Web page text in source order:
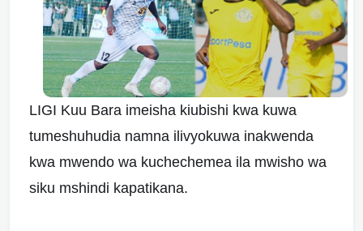
LIGI Kuu Bara imeisha kiubishi kwa kuwa
tumeshuhudia namna ilivyokuwa inakwenda
kwa mwendo wa kuchechemea ila mwisho wa
siku mshindi kapatikana.